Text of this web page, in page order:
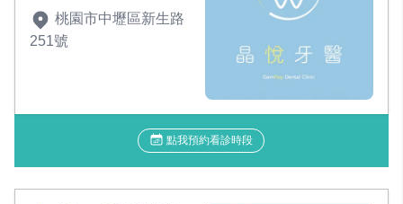
桃園市中壢區新生路
251號
點我預約看診時段